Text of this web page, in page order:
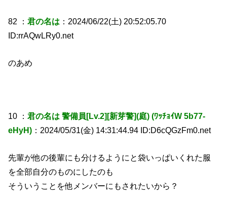
82 ：君の名は ：2024/06/22(土) 20:52:05.70
ID:rrAQwLRy0.net
のあめ
10 ：君の名は 警備員[Lv.2][新芽警](庭) (ﾜｯﾁｮｲW 5b77-
eHyH) ：2024/05/31(金) 14:31:44.94 ID:D6cQGzFm0.net
先輩が他の後輩にも分けるようにと袋いっぱいくれた服
を全部自分のものにしたのも
そういうことを他メンバーにもされたいから？